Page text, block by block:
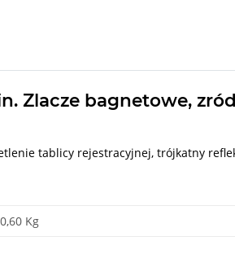
Zlacze bagnetowe,
tablicy rejestracyjnej, trójkatny
0,60 Kg